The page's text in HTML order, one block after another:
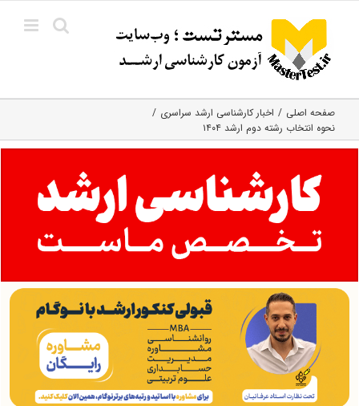
content
صفحه اصلی
اخبار کارشناسی ارشد سراسری
نحوه انتخاب رشته دوم ارشد ۱۴۰۴